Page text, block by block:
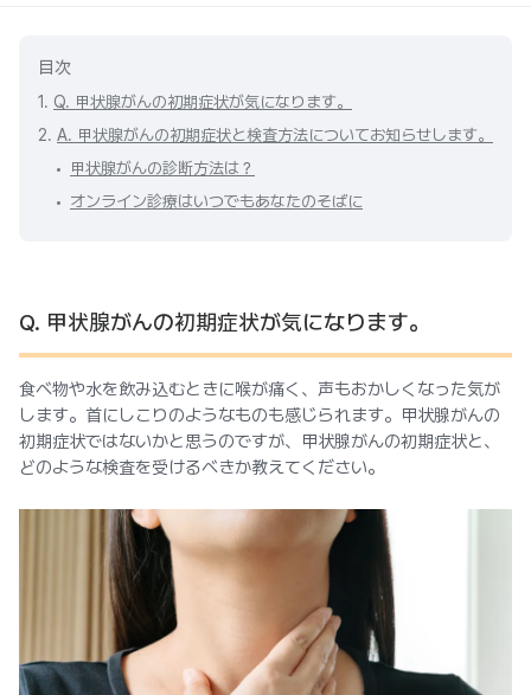
目次
1. Q. 甲状腺がんの初期症状が気になります。
2. A. 甲状腺がんの初期症状と検査方法についてお知らせします。
甲状腺がんの診断方法は？
オンライン診療はいつでもあなたのそばに
Q. 甲状腺がんの初期症状が気になります。
食べ物や水を飲み込むときに喉が痛く、声もおかしくなった気が
します。首にしこりのようなものも感じられます。甲状腺がんの
初期症状ではないかと思うのですが、甲状腺がんの初期症状と、
どのような検査を受けるべきか教えてください。